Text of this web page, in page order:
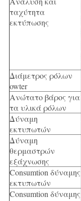
ταχύτητα
εκτύπωσης
Διάμετρος ρόλων
owter
Ανώτατο βάρος για
τα υλικά ρόλων
Δύναμη
εκτυπωτών
Δύναμη
θερμαστρών
εξάχνωσης
Consumtion δύναμης
εκτυπωτών
Consumtion δύναμης